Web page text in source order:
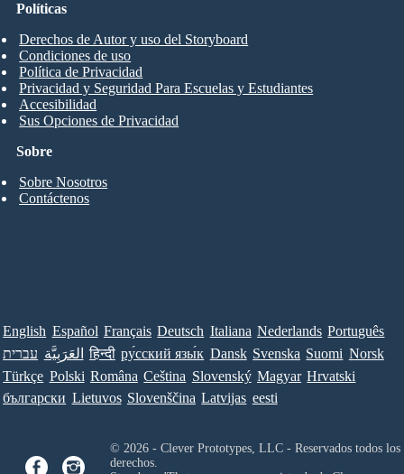
Sobre
Sobre Nosotros
Contáctenos
Políticas
Derechos de Autor y uso del Storyboard
Condiciones de uso
Política de Privacidad
Privacidad y Seguridad Para Escuelas y Estudiantes
Accesibilidad
Sus Opciones de Privacidad
English Español Français Deutsch Italiana Nederlands Português
עברית العَرَبِيَّة हिन्दी ру́сский язы́к Dansk Svenska Suomi Norsk
Türkçe Polski Româna Ceština Slovenský Magyar Hrvatski
български Lietuvos Slovenščina Latvijas eesti
© 2026 - Clever Prototypes, LLC - Reservados todos los
derechos.